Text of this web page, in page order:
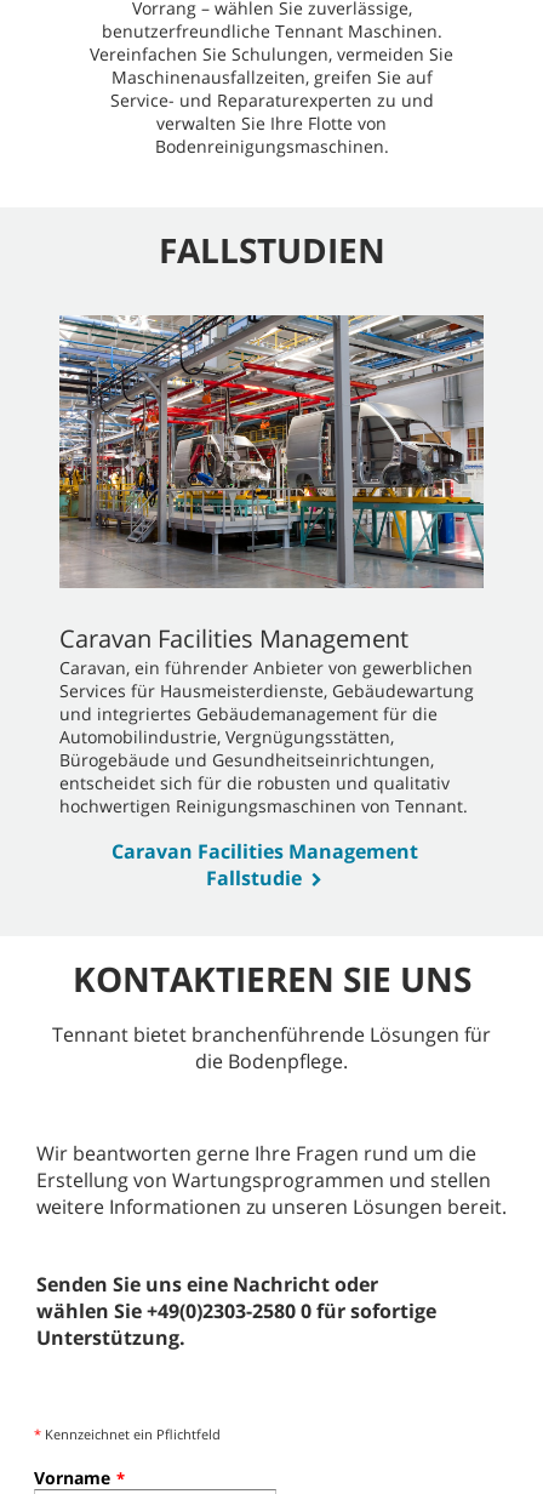
Vorrang – wählen Sie zuverlässige,
benutzerfreundliche Tennant Maschinen.
Vereinfachen Sie Schulungen, vermeiden Sie
Maschinenausfallzeiten, greifen Sie auf
Service- und Reparaturexperten zu und
verwalten Sie Ihre Flotte von
Bodenreinigungsmaschinen.
FALLSTUDIEN
Caravan Facilities Management
Caravan, ein führender Anbieter von gewerblichen
Services für Hausmeisterdienste, Gebäudewartung
und integriertes Gebäudemanagement für die
Automobilindustrie, Vergnügungsstätten,
Bürogebäude und Gesundheitseinrichtungen,
entscheidet sich für die robusten und qualitativ
hochwertigen Reinigungsmaschinen von Tennant.
Caravan Facilities Management
Fallstudie
KONTAKTIEREN SIE UNS
Tennant bietet branchenführende Lösungen für
die Bodenpflege.
Wir beantworten gerne Ihre Fragen rund um die
Erstellung von Wartungsprogrammen und stellen
weitere Informationen zu unseren Lösungen bereit.
Senden Sie uns eine Nachricht oder
wählen Sie +49(0)2303-2580 0 für sofortige
Unterstützung.
* Kennzeichnet ein Pflichtfeld
Vorname *